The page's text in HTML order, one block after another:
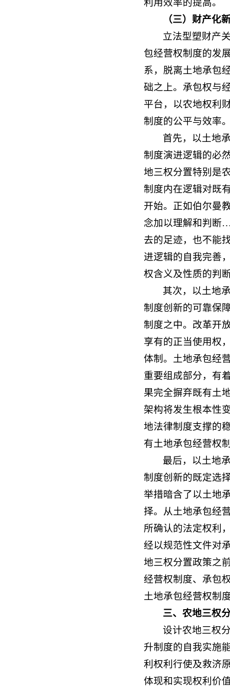
利用效率的提高。
（三）财产化
立法型塑财产
包经营权制度的发
系，脱离土地承包
础之上。承包权与
平台，以农地权利
制度的公平与效率
首先，以土地
制度演进逻辑的必
地三权分置特别是
制度内在逻辑对既
开始。正如伯尔曼
念加以理解和判断
去的足迹，也不能
进逻辑的自我完善
权含义及性质的判
其次，以土地
制度创新的可靠保
制度之中。改革开
享有的正当使用权
体制。土地承包经
重要组成部分，有
果完全摒弃既有土
架构将发生根本性
地法律制度支撑的
有土地承包经营权
最后，以土地
制度创新的既定选
举措暗含了以土地
择。从土地承包经
所确认的法定权利
经以规范性文件对
地三权分置政策之
经营权制度、承包
土地承包经营权制
三、农地三权
设计农地三权
升制度的自我实施
利权利行使及救济
体现和实现权利价